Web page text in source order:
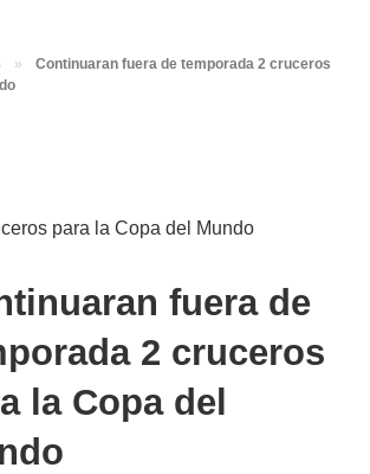
»
Continuaran fuera de temporada 2 cruceros
fuera de
2 cruceros
la Copa del